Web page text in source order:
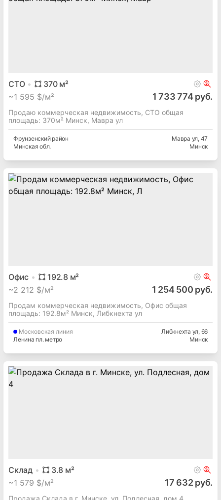
СТО 370м²
~1 595 $/м² 1 733 774 руб.
Продаю коммерческая недвижимость, СТО общая
площадь: 370м² Минск, Мавра ул
Фрунзенский район
Минская обл.
Мавра ул, 47
Минск
Офис 192.8 м²
~2 212 $/м² 1 254 500 руб.
Продам коммерческая недвижимость, Офис общая
площадь: 192.8м² Минск, Либкнехта ул
Московская линия
Ленина пл. метро
Либкнехта ул, 66
Минск
Склад 3.8 м²
~1 579 $/м² 17 632 руб.